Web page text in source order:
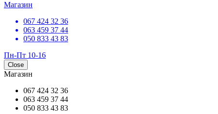
Магазин
067 424 32 36
063 459 37 44
050 833 43 83
Пн-Пт 10-16
Close
Магазин
067 424 32 36
063 459 37 44
050 833 43 83